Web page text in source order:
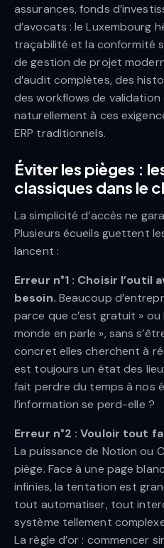
assurances, fonds
d’avocats : le Luxembourg
traçabilité et la conformité
de gestion de projet
d’audit complètes, des
des workflows de
naturellement à ces
ERP traditionnels.
Éviter les pièges :
classiques dans le
La simplicité d’accès ne
Plusieurs écueils guettent
lancent :
Erreur n°1 : Choisir l’outil
besoin. Beaucoup
parce que c’est gratuit »
monde en parle », sans
concret elles cherchent à
est toujours un état des
fait perdre du temps à nos
l’information se perd-elle ?
Erreur n°2 : Vouloir tout
La puissance de Notion ou
piège. Face à une page
infinies, la tentation est
tout automatiser, tout
système tellement
La règle d’or : commencer